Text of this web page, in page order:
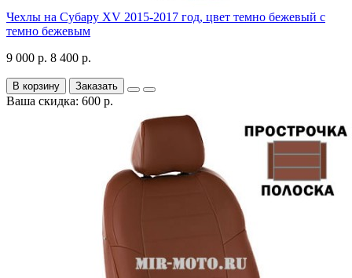
Чехлы на Субару XV 2015-2017 год, цвет темно бежевый с
темно бежевым
9 000 р. 8 400 р.
В корзину Заказать
Ваша скидка: 600 р.